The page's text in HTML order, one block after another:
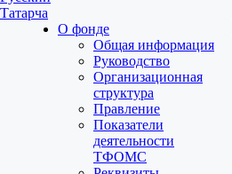
Татарча
О фонде
Общая информация
Руководство
Организационная
структура
Правление
Показатели
деятельности
ТФОМС